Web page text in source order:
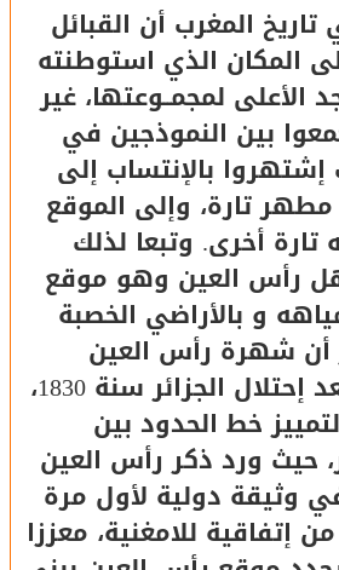
المغرب أن القبائل
المكان الذي استوطنته
الأعلى لمجمــوعتها، غير
بين النموذجين في
بالإنتساب إلى
مطهر تارة، وإلى الموقع
تارة أخرى. وتبعا لذلك
رأس العين وهو موقع
و بالأراضي الخصبة
أن شهرة رأس العين
أخذت بعدا آخر بعد إحتلال الجزائر سنة 1830،
خط الحدود بين
حيث ورد ذكر رأس العين
وثيقة دولية لأول مرة
إتفاقية للامغنية، معززا